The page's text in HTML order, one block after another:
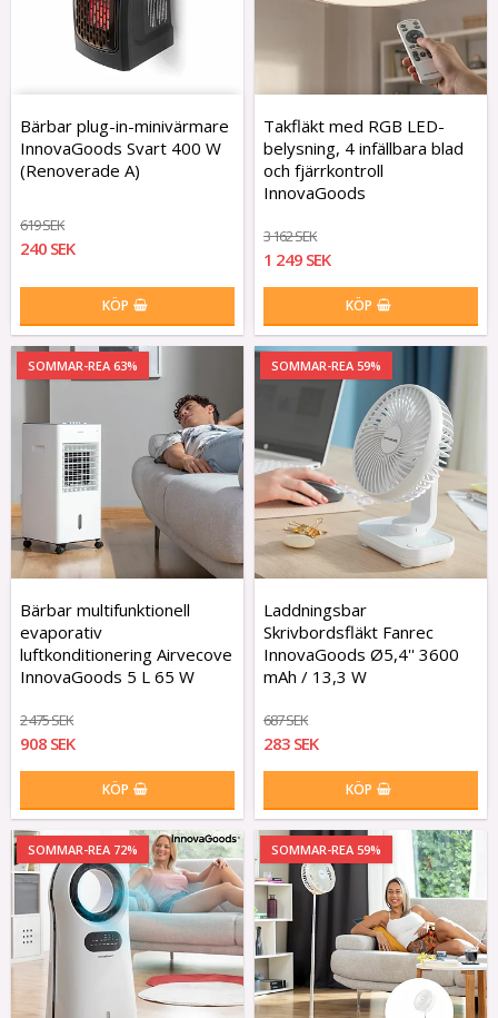
Bärbar plug-in-minivärmare
InnovaGoods Svart 400 W
(Renoverade A)
619 SEK
240 SEK
KÖP
Takfläkt med RGB LED-
belysning, 4 infällbara blad
och fjärrkontroll
InnovaGoods
3 162 SEK
1 249 SEK
KÖP
SOMMAR-REA 63%
Bärbar multifunktionell
evaporativ
luftkonditionering Airvecove
InnovaGoods 5 L 65 W
2 475 SEK
908 SEK
KÖP
SOMMAR-REA 59%
Laddningsbar
Skrivbordsfläkt Fanrec
InnovaGoods Ø5,4'' 3600
mAh / 13,3 W
687 SEK
283 SEK
KÖP
SOMMAR-REA 72% SOMMAR-REA 59%